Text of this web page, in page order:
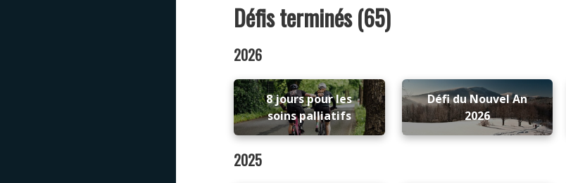
Défis terminés (65)
2026
8 jours pour les
soins palliatifs
Défi du Nouvel An
2026
2025